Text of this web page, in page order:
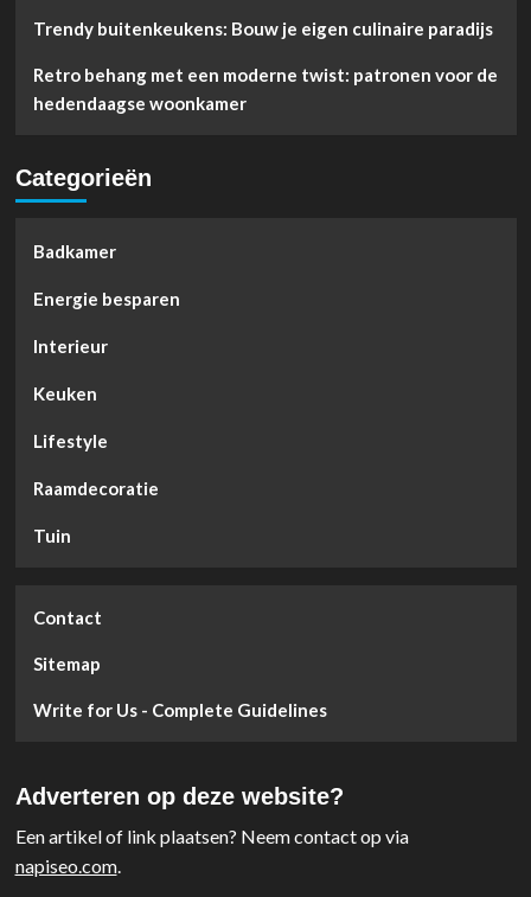
Trendy buitenkeukens: Bouw je eigen culinaire paradijs
Retro behang met een moderne twist: patronen voor de
hedendaagse woonkamer
Categorieën
Badkamer
Energie besparen
Interieur
Keuken
Lifestyle
Raamdecoratie
Tuin
Contact
Sitemap
Write for Us - Complete Guidelines
Adverteren op deze website?
Een artikel of link plaatsen? Neem contact op via
napiseo.com.